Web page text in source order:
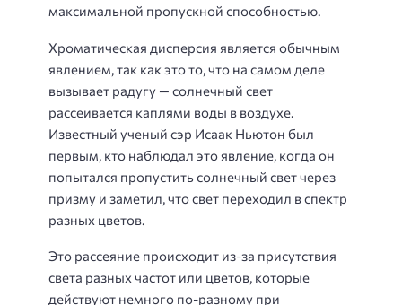
максимальной пропускной способностью.
Хроматическая дисперсия является обычным
явлением, так как это то, что на самом деле
вызывает радугу — солнечный свет
рассеивается каплями воды в воздухе.
Известный ученый сэр Исаак Ньютон был
первым, кто наблюдал это явление, когда он
попытался пропустить солнечный свет через
призму и заметил, что свет переходил в спектр
разных цветов.
Это рассеяние происходит из-за присутствия
света разных частот или цветов, которые
действуют немного по-разному при